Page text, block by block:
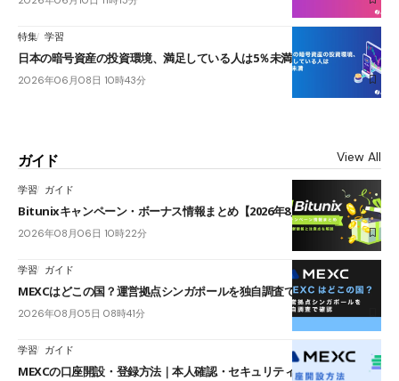
特集 学習
日本の暗号資産の投資環境、満足している人は5％未満
2026年06月08日 10時43分
ガイド View All
学習 ガイド
Bitunixキャンペーン・ボーナス情報まとめ【2026年8月最新】
2026年08月06日 10時22分
学習 ガイド
MEXCはどこの国？運営拠点シンガポールを独自調査で確認
2026年08月05日 08時41分
学習 ガイド
MEXCの口座開設・登録方法｜本人確認・セキュリティ設定手順も紹介